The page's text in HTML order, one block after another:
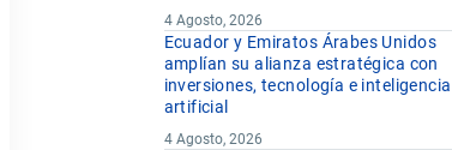
4 Agosto, 2026
Ecuador y Emiratos Árabes Unidos
amplían su alianza estratégica con
inversiones, tecnología e inteligencia
artificial
4 Agosto, 2026